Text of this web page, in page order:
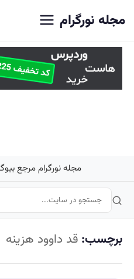
مجله نورگرام
مجله نورگرام مرجع
برچسب: قد داوود هزینه